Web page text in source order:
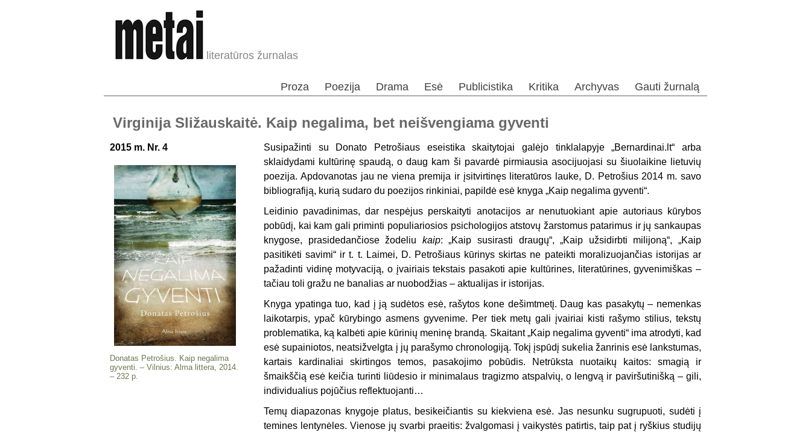
literatūros žurnalas
Proza Poezija Drama Esė Publicistika Kritika Archyvas Gauti žurnalą
Virginija Sližauskaitė. Kaip negalima, bet neišvengiama gyventi
2015 m. Nr. 4
Donatas Petrošius. Kaip negalima
gyventi. – Vilnius: Alma littera, 2014.
– 232 p.
Susipažinti su Donato Petrošiaus eseistika skaitytojai galėjo tinklalapyje „Bernardinai.lt“ arba
sklaidydami kultūrinę spaudą, o daug kam ši pavardė pirmiausia asocijuojasi su šiuolaikine lietuvių
poezija. Apdovanotas jau ne viena premija ir įsitvirtinęs literatūros lauke, D. Petrošius 2014 m. savo
bibliografiją, kurią sudaro du poezijos rinkiniai, papildė esė knyga „Kaip negalima gyventi“.
Leidinio pavadinimas, dar nespėjus perskaityti anotacijos ar nenutuokiant apie autoriaus kūrybos
pobūdį, kai kam gali priminti populiariosios psichologijos atstovų žarstomus patarimus ir jų sankaupas
knygose, prasidedančiose žodeliu kaip: „Kaip susirasti draugų“, „Kaip užsidirbti milijoną“, „Kaip
pasitikėti savimi“ ir t. t. Laimei, D. Petrošiaus kūrinys skirtas ne pateikti moralizuojančias istorijas ar
pažadinti vidinę motyvaciją, o įvairiais tekstais pasakoti apie kultūrines, literatūrines, gyvenimiškas –
tačiau toli gražu ne banalias ar nuobodžias – aktualijas ir istorijas.
Knyga ypatinga tuo, kad į ją sudėtos esė, rašytos kone dešimtmetį. Daug kas pasakytų – nemenkas
laikotarpis, ypač kūrybingo asmens gyvenime. Per tiek metų gali įvairiai kisti rašymo stilius, tekstų
problematika, ką kalbėti apie kūrinių meninę brandą. Skaitant „Kaip negalima gyventi“ ima atrodyti, kad
esė supainiotos, neatsižvelgta į jų parašymo chronologiją. Tokį įspūdį sukelia žanrinis esė lankstumas,
kartais kardinaliai skirtingos temos, pasakojimo pobūdis. Netrūksta nuotaikų kaitos: smagią ir
šmaikščią esė keičia turinti liūdesio ir minimalaus tragizmo atspalvių, o lengvą ir paviršutinišką – gili,
individualius pojūčius reflektuojanti…
Temų diapazonas knygoje platus, besikeičiantis su kiekviena esė. Jas nesunku sugrupuoti, sudėti į
temines lentynėles. Vienose jų svarbi praeitis: žvalgomasi į vaikystės patirtis, taip pat į ryškius studijų